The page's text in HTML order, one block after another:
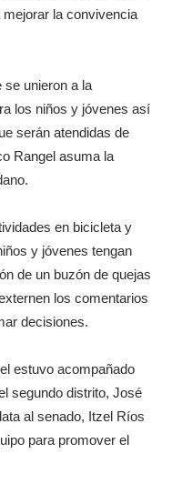
la convivencia
se unieron a la
los niños y jóvenes así
serán atendidas de
Rangel asuma la
en bicicleta y
y jóvenes tengan
de un buzón de quejas
los comentarios
decisiones.
estuvo acompañado
segundo distrito, José
al senado, Itzel Ríos
para promover el